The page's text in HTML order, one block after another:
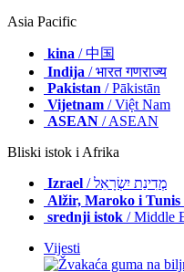
Asia Pacific
kina / 中国
Indija / भारत गणराज्य
Pakistan / Pākistān
Vijetnam / Việt Nam
ASEAN / ASEAN
Bliski istok i Afrika
Izrael
/ מְדִינַת יִשְׂרָאֵל
Alžir, Maroko i Tunis
srednji istok / Middle
Vijesti